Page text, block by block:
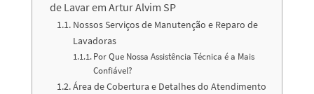
de Lavar em Artur Alvim SP
Nossos Serviços de Manutenção e Reparo de
Lavadoras
Por Que Nossa Assistência Técnica é a Mais
Confiável?
Área de Cobertura e Detalhes do Atendimento